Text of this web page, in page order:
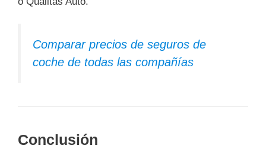
Comparar precios de seguros de
coche de todas las compañías
Conclusión